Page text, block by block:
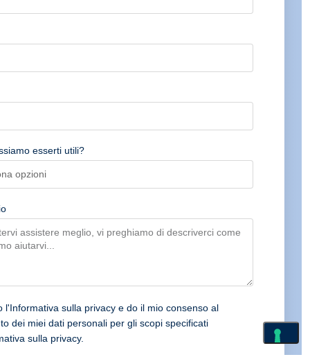
esserti utili?
l'Informativa sulla privacy e do il mio consenso al
dei miei dati personali per gli scopi specificati
sulla privacy.